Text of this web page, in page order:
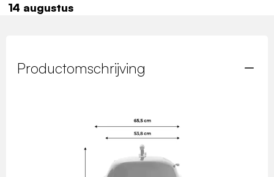
14 augustus
Productomschrijving